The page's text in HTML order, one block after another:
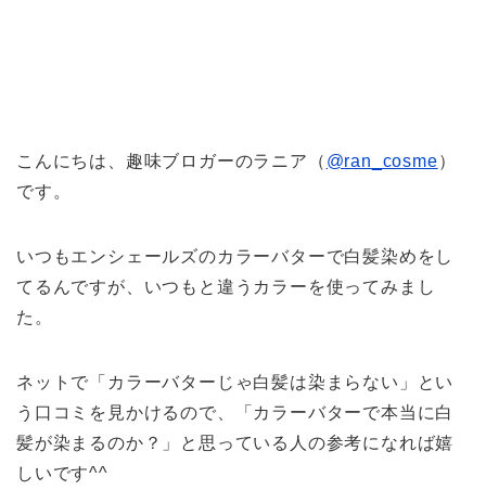
こんにちは、趣味ブロガーのラニア（ @ran_cosme）
です。
いつもエンシェールズのカラーバターで白髪染めをし
てるんですが、いつもと違うカラーを使ってみまし
た。
ネットで「カラーバターじゃ白髪は染まらない」とい
う口コミを見かけるので、「カラーバターで本当に白
髪が染まるのか？」と思っている人の参考になれば嬉
しいです^^